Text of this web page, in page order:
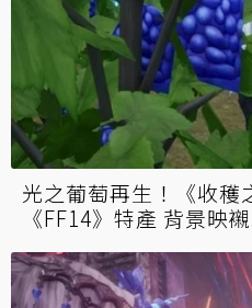
光之葡萄再生！《收穫
《FF14》特產 背景映